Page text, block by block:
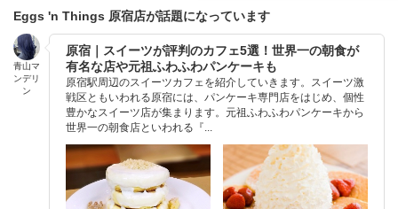
Eggs 'n Things 原宿店が話題になっています
青山マ
ンデリ
ン
原宿｜スイーツが評判のカフェ5選！世界一の朝食が
有名な店や元祖ふわふわパンケーキも
原宿駅周辺のスイーツカフェを紹介していきます。スイーツ激
戦区ともいわれる原宿には、パンケーキ専門店をはじめ、個性
豊かなスイーツ店が集まります。元祖ふわふわパンケーキから
世界一の朝食店といわれる『...